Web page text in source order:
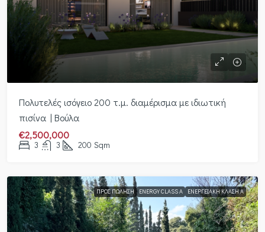
Πολυτελές ισόγειο 200 τ.μ. διαμέρισμα με ιδιωτική
πισίνα | Βούλα
€2,500,000
3 3 200 Sqm
ΠΡΟΣ ΠΏΛΗΣΗ ENERGY CLASS A ΕΝΕΡΓΕΙΑΚΉ ΚΛΆΣΗ Α